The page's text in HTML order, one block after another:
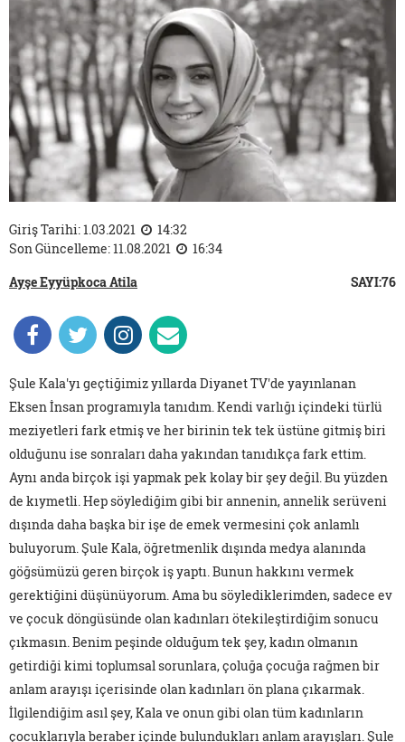
Giriş Tarihi: 1.03.2021
14:32
Son Güncelleme: 11.08.2021
16:34
Ayşe Eyyüpkoca Atila
SAYI:76
Şule Kala'yı geçtiğimiz yıllarda Diyanet TV'de yayınlanan
Eksen İnsan programıyla tanıdım. Kendi varlığı içindeki türlü
meziyetleri fark etmiş ve her birinin tek tek üstüne gitmiş biri
olduğunu ise sonraları daha yakından tanıdıkça fark ettim.
Aynı anda birçok işi yapmak pek kolay bir şey değil. Bu yüzden
de kıymetli. Hep söylediğim gibi bir annenin, annelik serüveni
dışında daha başka bir işe de emek vermesini çok anlamlı
buluyorum. Şule Kala, öğretmenlik dışında medya alanında
göğsümüzü geren birçok iş yaptı. Bunun hakkını vermek
gerektiğini düşünüyorum. Ama bu söylediklerimden, sadece ev
ve çocuk döngüsünde olan kadınları ötekileştirdiğim sonucu
çıkmasın. Benim peşinde olduğum tek şey, kadın olmanın
getirdiği kimi toplumsal sorunlara, çoluğa çocuğa rağmen bir
anlam arayışı içerisinde olan kadınları ön plana çıkarmak.
İlgilendiğim asıl şey, Kala ve onun gibi olan tüm kadınların
çocuklarıyla beraber içinde bulundukları anlam arayışları. Şule